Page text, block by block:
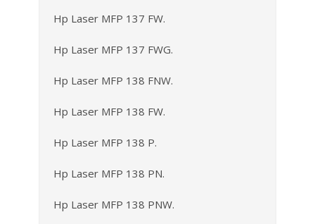
Hp Laser MFP 137 FW.
Hp Laser MFP 137 FWG.
Hp Laser MFP 138 FNW.
Hp Laser MFP 138 FW.
Hp Laser MFP 138 P.
Hp Laser MFP 138 PN.
Hp Laser MFP 138 PNW.